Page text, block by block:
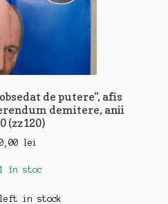
de putere”, afis
demitere, anii
(zz120)
lei
în stoc
in stock